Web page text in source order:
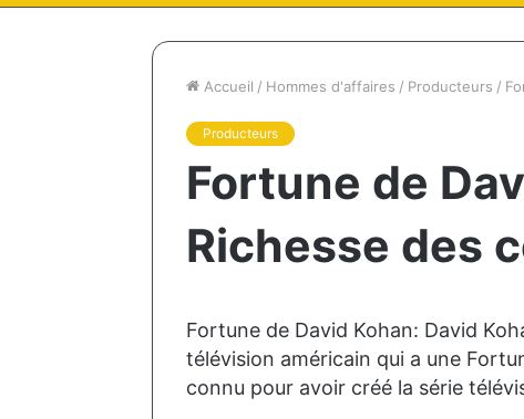
Accueil / Hommes d'affaires / Producteurs /
Producteurs
Fortune de
Richesse des
Fortune de David Kohan: David
télévision américain qui a une
connu pour avoir créé la série